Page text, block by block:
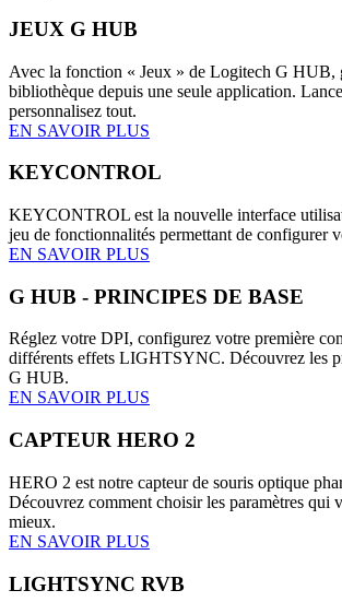
JEUX G HUB
Avec la fonction « Jeux » de Logitech G HUB,
bibliothèque depuis une seule application.
personnalisez tout.
EN SAVOIR PLUS
KEYCONTROL
KEYCONTROL est la nouvelle interface
jeu de fonctionnalités permettant de configurer
EN SAVOIR PLUS
G HUB - PRINCIPES DE BASE
Réglez votre DPI, configurez votre première
différents effets LIGHTSYNC. Découvrez les
G HUB.
EN SAVOIR PLUS
CAPTEUR HERO 2
HERO 2 est notre capteur de souris optique
Découvrez comment choisir les paramètres qui
mieux.
EN SAVOIR PLUS
LIGHTSYNC RVB